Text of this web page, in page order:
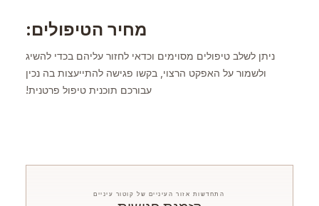
מחיר הטיפולים:
ניתן לשלב טיפולים מסוימים וכדאי לחזור עליהם בכדי להשיג
ולשמור על האפקט הרצוי, בקשו פגישה להתייעצות בה נכין
עבורכם תוכנית טיפול פרטנית!
התחדשות אזור העיניים של קוטור עיניים